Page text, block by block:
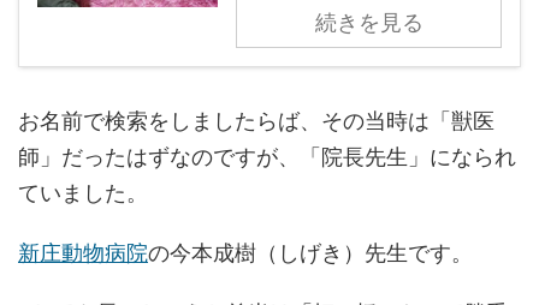
続きを見る
お名前で検索をしましたらば、その当時は「獣医
師」だったはずなのですが、「院長先生」になられ
ていました。
新庄動物病院の今本成樹（しげき）先生です。